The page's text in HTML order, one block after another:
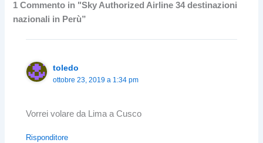
1 Commento in "Sky Authorized Airline 34 destinazioni
nazionali in Perù”
toledo
ottobre 23, 2019 a 1:34 pm
Vorrei volare da Lima a Cusco
Risponditore